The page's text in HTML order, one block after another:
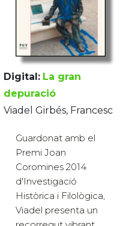
Digital: La gran
depuració
Viadel Girbés, Francesc
Guardonat amb el
Premi Joan
Coromines 2014
d'Investigació
Històrica i Filològica,
Viadel presenta un